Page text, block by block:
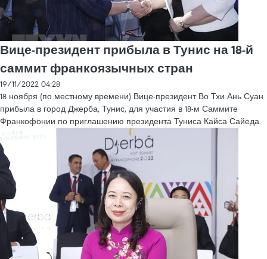
Вице-президент прибыла в Тунис на 18-й
саммит франкоязычных стран
19/11/2022 04:28
18 ноября (по местному времени) Вице-президент Во Тхи Ань Суан
прибыла в город Джерба, Тунис, для участия в 18-м Саммите
Франкофонии по приглашению президента Туниса Кайса Сайеда.